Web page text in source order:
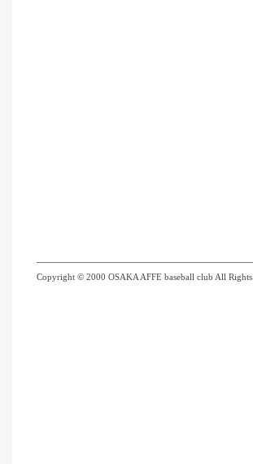
Copyright © 2000 OSAKA AFFE baseball club All Rights